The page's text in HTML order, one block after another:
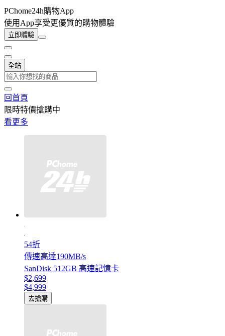
PChome24h購物App
使用App享受更優質的購物體驗
立即體驗
全站
回首頁
限時特價搶購中
看更多
54折
傳速高達190MB/s
SanDisk 512GB 高速記憶卡
$2,699
$4,999
去搶購